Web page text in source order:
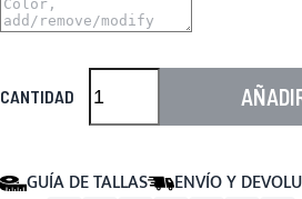
CANTIDAD
GUÍA DE TALLAS ENVÍO Y